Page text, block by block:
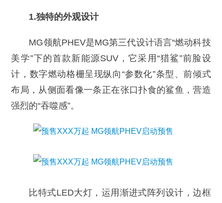
1.独特的外观设计
MG领航PHEV是MG第三代设计语言“燃动科技
美学”下的首款新能源SUV，它采用“猎鲨”前脸设
计，数字燃动格栅呈现纵向“参数化”条型、前倾式
布局，从侧面看像一条正在张口扑食的鲨鱼，营造
强烈的“吞噬感”。
比特式LED大灯，运用渐进式阵列设计，边框